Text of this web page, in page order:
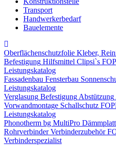
Transport
Handwerkerbedarf
Bauelemente
Oberflächenschutzfolie Kleber,
Befestigung Hilfsmittel Clipsi`s
Leistungskatalog
Fassadenbau Fensterbau
Leistungskatalog
Verglasung Befestigung Abstützung
Vorwandmontage Schallschutz
Leistungskatalog
Phonotherm bg MultiPro
Rohrverbinder Verbinderzubehör
Verbinderspezialist